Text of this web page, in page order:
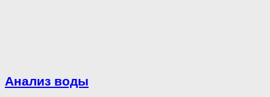
Анализ воды